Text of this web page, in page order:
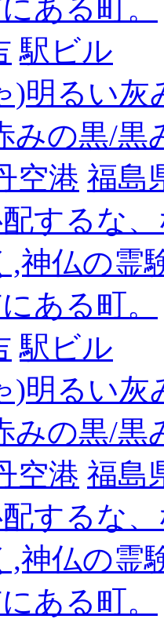
ある町。
駅ビル
)明るい灰
みの黒/黒
空港 福島
するな
,神仏の霊
ある町。
駅ビル
)明るい灰
みの黒/黒
空港 福島
するな
,神仏の霊
ある町。